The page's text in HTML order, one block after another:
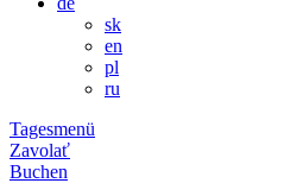
sk
en
pl
ru
Tagesmenü
Zavolať
Buchen